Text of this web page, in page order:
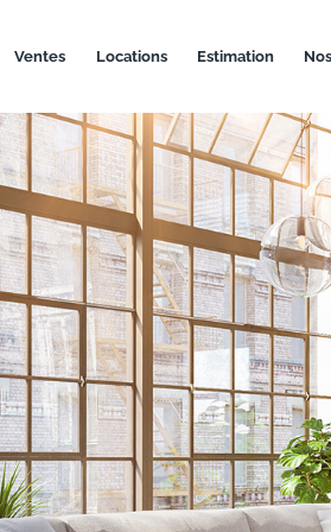
ventes locations estimation